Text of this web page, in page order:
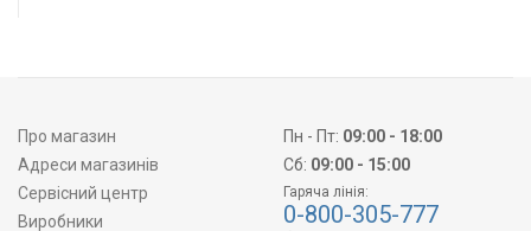
Про магазин
Адреси магазинів
Сервісний центр
Виробники
Пн - Пт: 09:00 - 18:00
Сб: 09:00 - 15:00
Гаряча лінія:
0-800-305-777